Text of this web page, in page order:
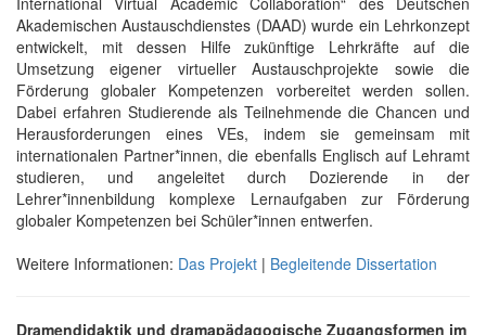
Akademischen Austauschdienstes (DAAD) wurde ein Lehrkonzept
entwickelt, mit dessen Hilfe zukünftige Lehrkräfte auf die
Umsetzung eigener virtueller Austauschprojekte sowie die
Förderung globaler Kompetenzen vorbereitet werden sollen.
Dabei erfahren Studierende als Teilnehmende die Chancen und
Herausforderungen eines VEs, indem sie gemeinsam mit
internationalen Partner*innen, die ebenfalls Englisch auf Lehramt
studieren, und angeleitet durch Dozierende in der
Lehrer*innenbildung komplexe Lernaufgaben zur Förderung
globaler Kompetenzen bei Schüler*innen entwerfen.
Weitere Informationen: Das Projekt | Begleitende Dissertation
Dramendidaktik und dramapädagogische Zugangsformen im